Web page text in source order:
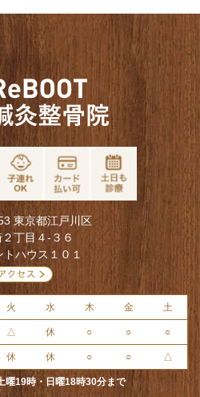
東京都江戸川区
丁目４-３６
トハウス１０１
火 水 木 金 土
△ 休 ○ ○ ○
休 休 ○ ○ △
曜19時・日曜18時30分まで